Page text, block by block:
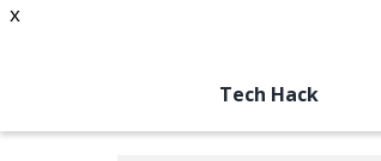
Tech Hack
x